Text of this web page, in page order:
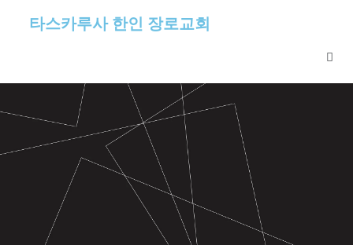
타스카루사 한인 장로교회